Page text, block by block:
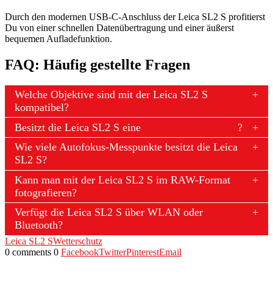
Durch den modernen USB-C-Anschluss der Leica SL2 S profitierst
Du von einer schnellen Datenübertragung und einer äußerst
bequemen Aufladefunktion.
FAQ: Häufig gestellte Fragen
Welche Objektive sind mit der Leica SL2 S
kompatibel?
Besitzt die Leica SL2 S eine
?
Wie viele Autofokus-Messpunkte besitzt die Leica
SL2 S?
Kann man mit der Leica SL2 S im RAW-Format
fotografieren?
Verfügt die Leica SL2 S über WLAN oder
Bluetooth?
Leica SL2 SWetterschutz
0 comments 0 FacebookTwitterPinterestEmail